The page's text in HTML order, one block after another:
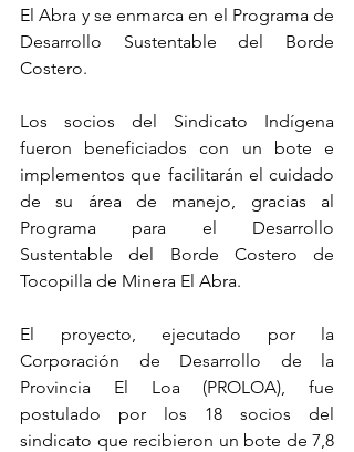
El Abra y se enmarca en el Programa de
Desarrollo Sustentable del Borde
Costero.
Los socios del Sindicato Indígena
fueron beneficiados con un bote e
implementos que facilitarán el cuidado
de su área de manejo, gracias al
Programa para el Desarrollo
Sustentable del Borde Costero de
Tocopilla de Minera El Abra.
El proyecto, ejecutado por la
Corporación de Desarrollo de la
Provincia El Loa (PROLOA), fue
postulado por los 18 socios del
sindicato que recibieron un bote de 7,8